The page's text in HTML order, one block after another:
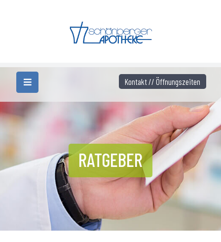
RATGEBER
Kontakt // Öffnungszeiten